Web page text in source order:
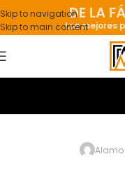
Skip to navigation
Skip to main content
DE LA
Los mejores
Alamo